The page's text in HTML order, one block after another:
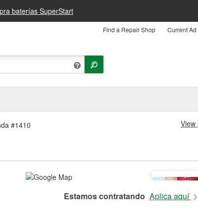
baterías SuperStart
Find a Repair Shop Current Ad
#1410 View
Estamos contratando Aplica aquí